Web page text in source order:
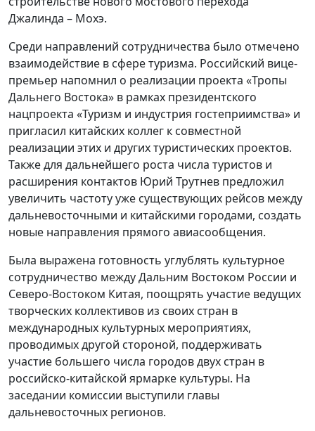
Джалинда – Мохэ.
Среди направлений сотрудничества было отмечено
взаимодействие в сфере туризма. Российский вице-
премьер напомнил о реализации проекта «Тропы
Дальнего Востока» в рамках президентского
нацпроекта «Туризм и индустрия гостеприимства» и
пригласил китайских коллег к совместной
реализации этих и других туристических проектов.
Также для дальнейшего роста числа туристов и
расширения контактов Юрий Трутнев предложил
увеличить частоту уже существующих рейсов между
дальневосточными и китайскими городами, создать
новые направления прямого авиасообщения.
Была выражена готовность углублять культурное
сотрудничество между Дальним Востоком России и
Северо-Востоком Китая, поощрять участие ведущих
творческих коллективов из своих стран в
международных культурных мероприятиях,
проводимых другой стороной, поддерживать
участие большего числа городов двух стран в
российско-китайской ярмарке культуры. На
заседании комиссии выступили главы
дальневосточных регионов.